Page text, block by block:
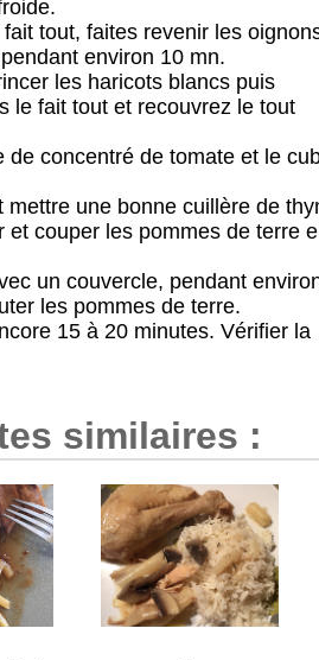
tout, faites revenir les
environ 10 mn.
les haricots blancs puis
le fait tout et recouvrez le tout
de concentré de tomate et le
mettre une bonne cuillère de
et couper les pommes de terre
un couvercle, pendant
les pommes de terre.
15 à 20 minutes. Vérifier la
similaires :